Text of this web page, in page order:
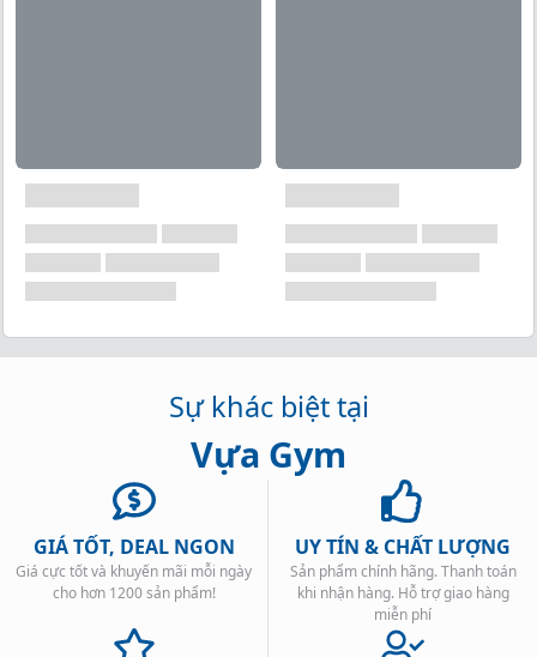
Sản phẩm hỗ trợ xây dựng cơ bắp. Protein là thành
phần cần thiết để tái tạo và phục hồi cơ sau khi tập
luyện. 100% Whey Isolate cung cấp một lượng lớn
protein, giúp cung cấp các axit amin cần thiết cho sự
phục hồi và tăng cường cơ bắp.
Sự khác biệt tại
Vựa Gym
GIÁ TỐT, DEAL NGON
Giá cực tốt và khuyến mãi mỗi ngày
cho hơn 1200 sản phẩm!
UY TÍN & CHẤT LƯỢNG
Sản phẩm chính hãng. Thanh toán
khi nhận hàng. Hỗ trợ giao hàng
miễn phí